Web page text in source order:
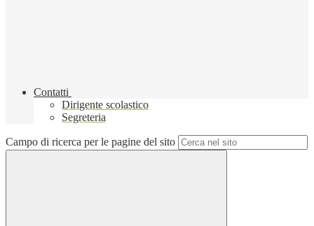
Contatti
Dirigente scolastico
Segreteria
Campo di ricerca per le pagine del sito